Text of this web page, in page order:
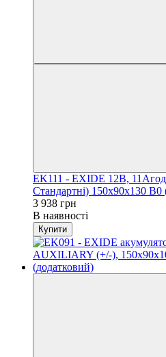
EK111 - EXIDE 12B,
Стандартні) 150x90x130
3 938 грн
В наявності
Купити